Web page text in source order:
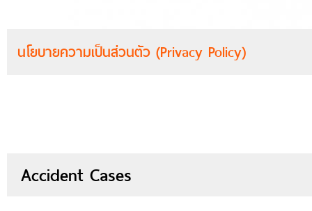
นโยบายความเป็นส่วนตัว (Privacy Policy)
Accident Cases